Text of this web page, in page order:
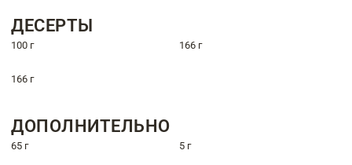
ДЕСЕРТЫ
100 г 166 г
166 г
ДОПОЛНИТЕЛЬНО
65 г 5 г